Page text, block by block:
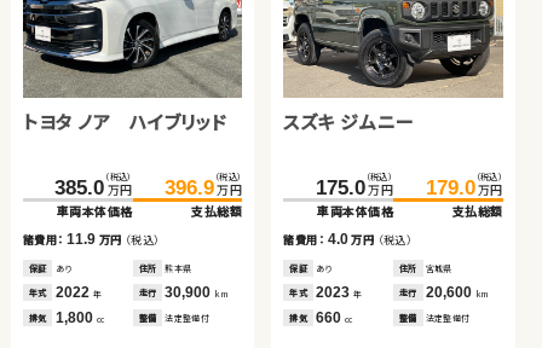
トヨタ ノア ハイブリッド
385.0 （税込）
万円
車両本体価格
396.9 （税込）
万円
支払総額
諸費用：11.9 万円 （税込）
保証 あり 住所 熊本県
年式 2022 年 走行 30,900 km
排気 1,800 cc 整備 法定整備付
スズキ ジムニー
175.0 （税込）
万円
車両本体価格
179.0 （税込）
万円
支払総額
諸費用： 4.0万円 （税込）
保証 あり 住所 宮城県
年式 2023年 走行 20,600 km
排気 660cc 整備 法定整備付
トヨタ ルーミー
149.0 （税込）
万円
車両本体価格
160.8 （税込）
万円
支払総額
諸費用：11.8 万円 （税込）
保証 あり 住所 岡山県
年式 2021 年 走行 49,100 km
排気 1,000 cc 整備 法定整備付
トヨタ ルーミー
153.0 （税込）
万円
車両本体価格
164.0 （税込）
万円
支払総額
諸費用： 11.0万円（税込）
保証 あり 住所 山梨県
年式 2022年 走行 17,300 km
排気 1,000 整備 法定整備付
ホンダ フリード ハイブリ
ッド
219.0万円
車両本体価格
諸費用：10.8万円 （税込）
保証 なし 住所 愛知県
日産 エクストレイル
179.7 （税込）
万円
車両本体価格
188.6 （税込）
万円
支払総額
諸費用： 8.9万円 （税込）
保証 なし 住所 岡山県
年式 2018年 走行 34,900 km
排気 2,000 整備 法定整備付